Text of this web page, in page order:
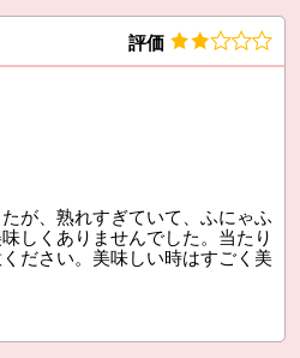
評価
が、熟れすぎていて、ふにゃふ
しくありませんでした。当たり
ださい。美味しい時はすごく美